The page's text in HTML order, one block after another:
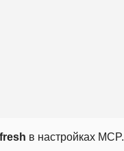
в настройках MCP.